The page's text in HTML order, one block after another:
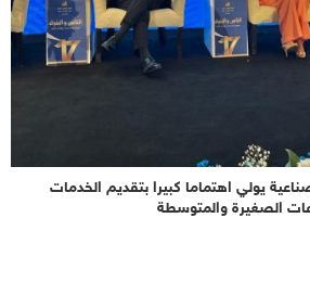
يولي اهتماما كبيرا بتقديم الخدمات
الصغيرة والمتوسطة